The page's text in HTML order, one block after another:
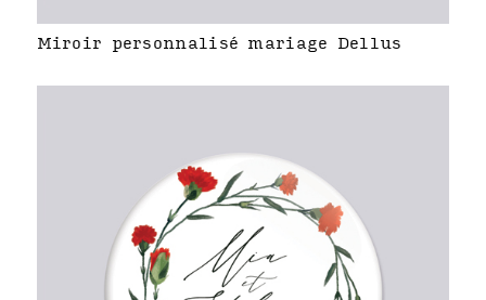
Miroir personnalisé mariage Dellus